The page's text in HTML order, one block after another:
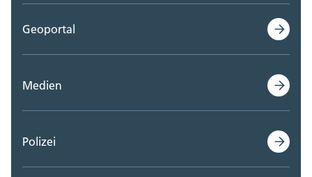
Geoportal
Medien
Polizei